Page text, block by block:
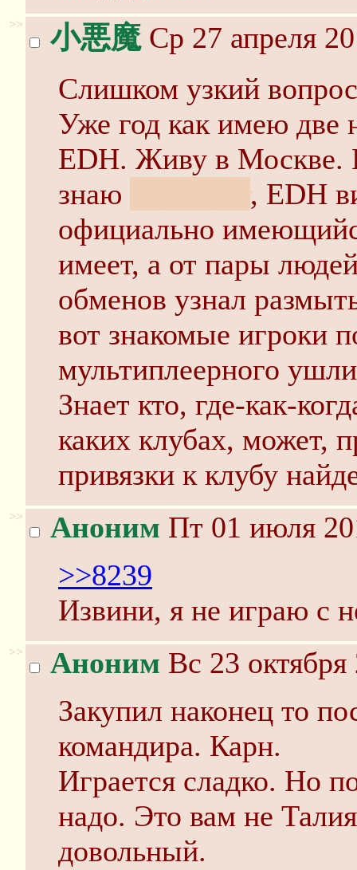
>> 小悪魔Ср 27 апреля
Слишком узкий
Уже год как имею две
EDH. Живу в Москве.
знаю
, EDH
официально
имеет, а от пары
обменов узнал
вот знакомые игроки
мультиплеерного
Знает кто, где-как-
каких клубах, может,
привязки к клубу
>> Аноним Пт 01 июля
>>8239
Извини, я не играю с
>> Аноним Вс 23
Закупил наконец то
командира. Карн.
Играется сладко. Но
надо. Это вам не
довольный.